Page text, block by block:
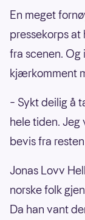
En meget
pressekorps
fra scenen.
kjærkomment
– Sykt deilig å
hele tiden. Jeg
bevis fra
Jonas Lovv
norske folk
Da han vant